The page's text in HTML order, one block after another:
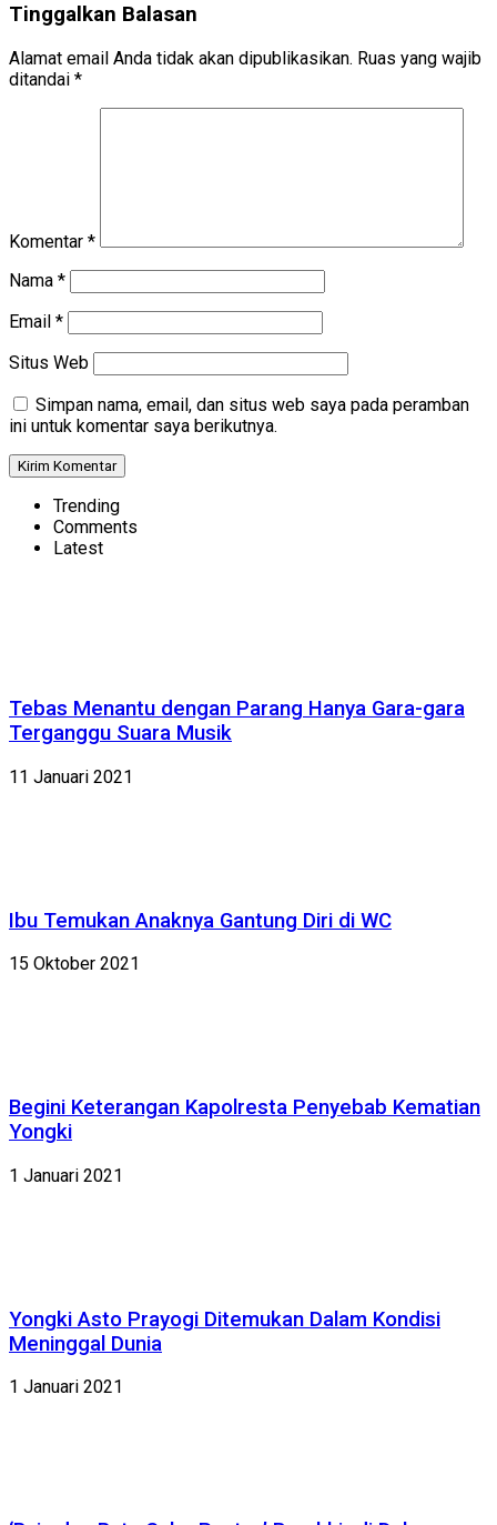
Tinggalkan Balasan
Alamat email Anda tidak akan dipublikasikan. Ruas yang wajib
ditandai *
Komentar *
Nama *
Email *
Situs Web
Simpan nama, email, dan situs web saya pada peramban
ini untuk komentar saya berikutnya.
Trending
Comments
Latest
Tebas Menantu dengan Parang Hanya Gara-gara
Terganggu Suara Musik
11 Januari 2021
Ibu Temukan Anaknya Gantung Diri di WC
15 Oktober 2021
Begini Keterangan Kapolresta Penyebab Kematian
Yongki
1 Januari 2021
Yongki Asto Prayogi Ditemukan Dalam Kondisi
Meninggal Dunia
1 Januari 2021